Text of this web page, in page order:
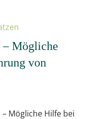
– Mögliche
von
Mögliche Hilfe bei